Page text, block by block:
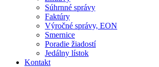
Súhrnné správy
Faktúry
Výročné správy, EON
Smernice
Poradie žiadostí
Jedálny lístok
Kontakt